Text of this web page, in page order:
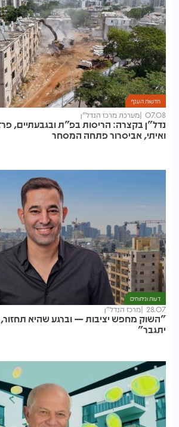
חדשות הענף
07.08 מערכת מרכז הנדל"ן
נדל"ן בקצרה: הריסות בפ"ת ובגבעתיים,
ואיתי, אביסרור פתחה המסחר
דעות וניתוחים
28.07 מרכז הנדל"ן
"השוק מחפש יציבות — וברגע שהיא
יתגבר"